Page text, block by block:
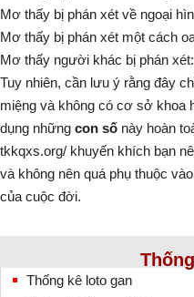
Mơ thấy bị phán xét về ngoại
Mơ thấy bị phán xét một cách
Mơ thấy người khác bị phán
Tuy nhiên, cần lưu ý rằng đây
miệng và không có cơ sở khoa
dụng những con số này hoàn
tkkqxs.org/ khuyến khích bạn
và không nên quá phụ thuộc
của cuộc đời.
Thống kê loto gan